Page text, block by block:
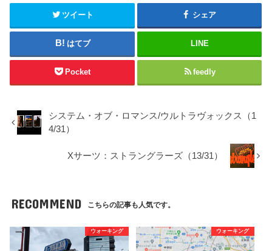
ツイート シェア
はてブ LINE
Pocket feedly
システム・オブ・ロマンス/ウルトラヴォックス（1
4/31）
Xサーツ：ストラングラーズ（13/31）
RECOMMEND こちらの記事も人気です。
ウォーキング ウォーキング